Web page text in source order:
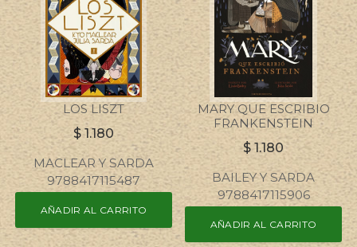
LOS LISZT
$1.180
MACLEAR Y SARDA
9788417115487
AÑADIR AL CARRITO
MARY QUE ESCRIBIO
FRANKENSTEIN
$ 1.180
BAILEY Y SARDA
9788417115906
AÑADIR AL CARRITO